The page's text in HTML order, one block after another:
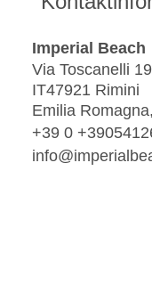
Imperial Beach
Via Toscanelli 19
IT47921 Rimini
Emilia
+39 0